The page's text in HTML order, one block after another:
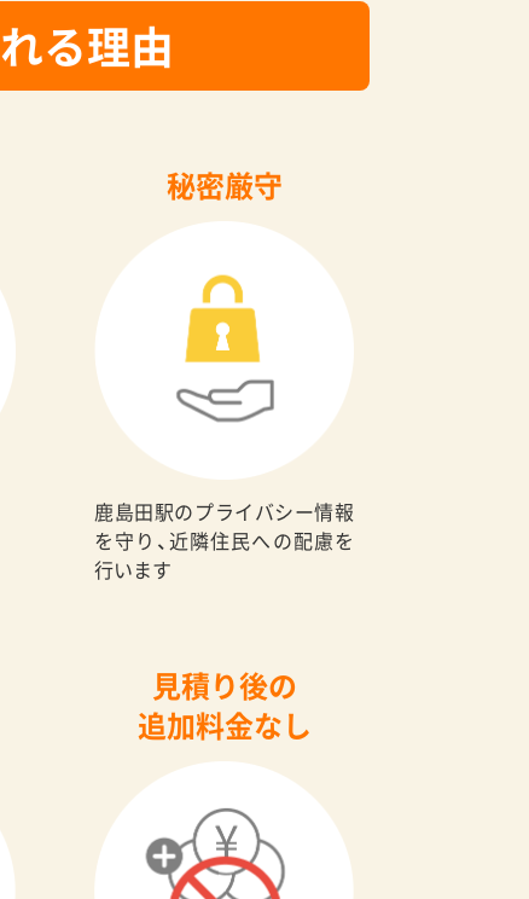
る理由
秘密厳守
鹿島田駅のプライバシー情報
を守り、近隣住民への配慮を
行います
見積り後の
追加料金なし